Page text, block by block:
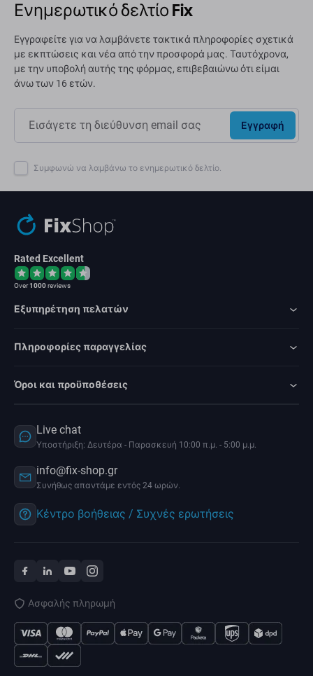
Ενημερωτικό δελτίο Fix
Εγγραφείτε για να λαμβάνετε τακτικά πληροφορίες σχετικά
με εκπτώσεις και νέα από την προσφορά μας. Ταυτόχρονα,
με την υποβολή αυτής της φόρμας, επιβεβαιώνω ότι είμαι
άνω των 16 ετών.
Εγγραφή
Συμφωνώ να λαμβάνω το ενημερωτικό δελτίο.
Rated Excellent
Over1000reviews
Εξυπηρέτηση πελατών
Πληροφορίες παραγγελίας
Όροι και προϋποθέσεις
Live chat
Υποστήριξη: Δευτέρα - Παρασκευή 10:00 π.μ. - 5:00 μ.μ.
info@fix-shop.gr
Συνήθως απαντάμε εντός 24 ωρών.
Κέντρο βοήθειας / Συχνές ερωτήσεις
Ασφαλής πληρωμή